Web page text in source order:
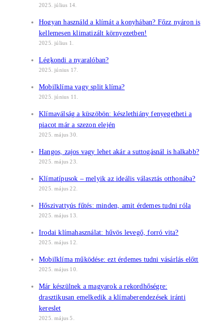
2025. július 14.
Hogyan használd a klímát a konyhában? Főzz nyáron is
kellemesen klimatizált környezetben!
2025. július 1.
Légkondi a nyaralóban?
2025. június 17.
Mobilklíma vagy split klíma?
2025. június 11.
Klímaválság a küszöbön: készlethiány fenyegetheti a
piacot már a szezon elején
2025. május 30.
Hangos, zajos vagy lehet akár a suttogásnál is halkabb?
2025. május 23.
Klímatípusok – melyik az ideális választás otthonába?
2025. május 22.
Hőszivattyús fűtés: minden, amit érdemes tudni róla
2025. május 13.
Irodai klímahasználat: hűvös levegő, forró vita?
2025. május 12.
Mobilklíma működése: ezt érdemes tudni vásárlás előtt
2025. május 10.
Már készülnek a magyarok a rekordhőségre:
drasztikusan emelkedik a klímaberendezések iránti
kereslet
2025. május 5.